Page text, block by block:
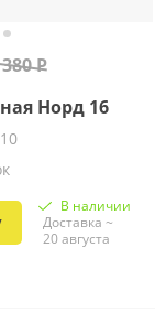
Р
Норд 16
В наличии
Доставка ~
20 августа